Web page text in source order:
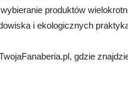
produktów
i ekologicznych
gdzie